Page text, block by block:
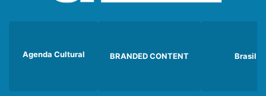
Agenda Cultural BRANDED CONTENT Brasil